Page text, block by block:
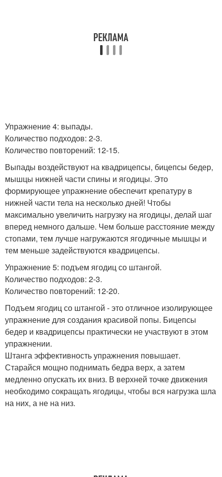
Упражнение 4: выпады.
Количество подходов: 2-3.
Количество повторений: 12-15.
Выпады воздействуют на квадрицепсы, бицепсы бедер,
мышцы нижней части спины и ягодицы. Это
формирующее упражнение обеспечит крепатуру в
нижней части тела на несколько дней! Чтобы
максимально увеличить нагрузку на ягодицы, делай шаг
вперед немного дальше. Чем больше расстояние между
стопами, тем лучше нагружаются ягодичные мышцы и
тем меньше задействуются квадрицепсы.
Упражнение 5: подъем ягодиц со штангой.
Количество подходов: 2-3.
Количество повторений: 12-20.
Подъем ягодиц со штангой - это отличное изолирующее
упражнение для создания красивой попы. Бицепсы
бедер и квадрицепсы практически не участвуют в этом
упражнении.
Штанга эффективность упражнения повышает.
Старайся мощно поднимать бедра верх, а затем
медленно опускать их вниз. В верхней точке движения
необходимо сокращать ягодицы, чтобы вся нагрузка шла
на них, а не на низ.